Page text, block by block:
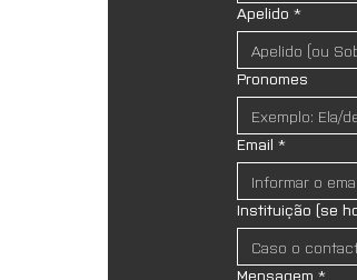
Apelido *
Pronomes
Email *
Instituição (se
Mensagem *